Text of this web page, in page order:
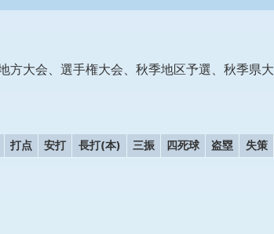
方大会、選手権大会、秋季地区予選、秋季県大
打点 安打 長打(本) 三振 四死球 盗塁 失策